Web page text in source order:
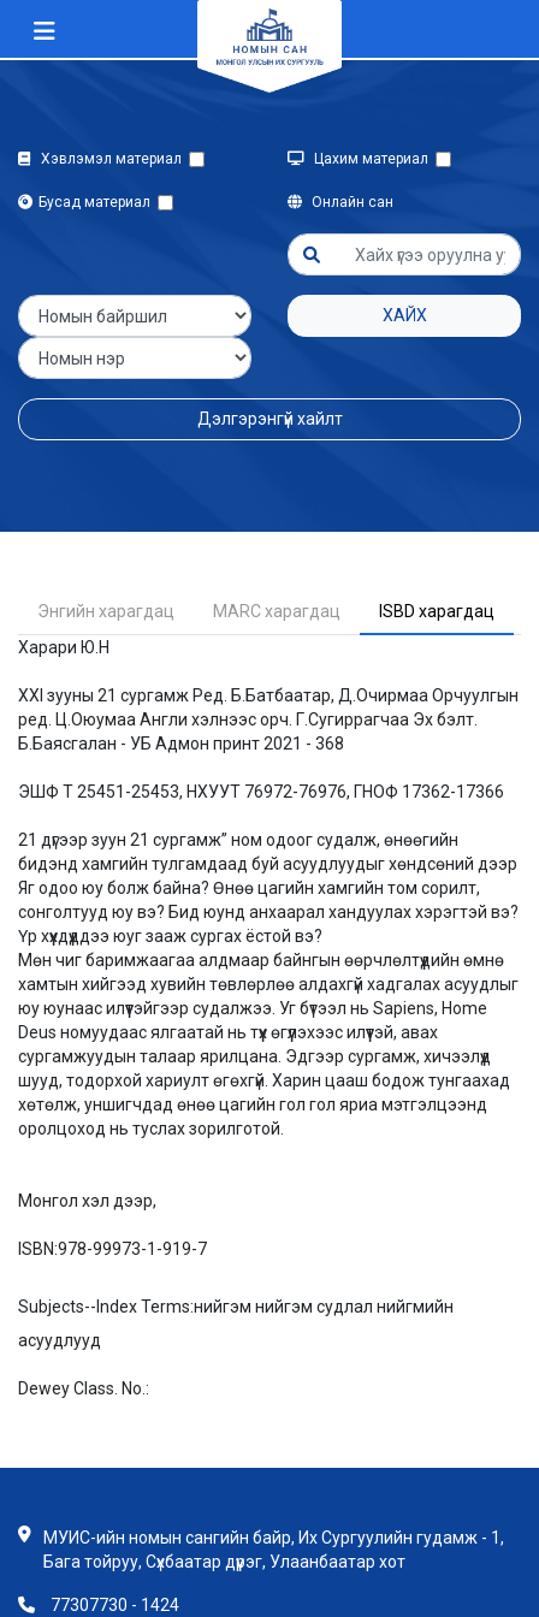
Хэвлэмэл материал Цахим материал
Бусад материал Онлайн сан
ХАЙХ
Дэлгэрэнгүй хайлт
Энгийн харагдац MARC харагдац
ISBD харагдац
Харари Ю.Н
XXI зууны 21 сургамж Ред. Б.Батбаатар, Д.Очирмаа Орчуулгын
ред. Ц.Оюумаа Англи хэлнээс орч. Г.Сугиррагчаа Эх бэлт.
Б.Баясгалан - УБ Адмон принт 2021 - 368
ЭШФ Т 25451-25453, НХУУТ 76972-76976, ГНОФ 17362-17366
21 дүгээр зуун 21 сургамж” ном одоог судалж, өнөөгийн
бидэнд хамгийн тулгамдаад буй асуудлуудыг хөндсөний дээр
Яг одоо юу болж байна? Өнөө цагийн хамгийн том сорилт,
сонголтууд юу вэ? Бид юунд анхаарал хандуулах хэрэгтэй вэ?
Үр хүүхдүүддээ юуг зааж сургах ёстой вэ?
Мөн чиг баримжаагаа алдмаар байнгын өөрчлөлтүүдийн өмнө
хамтын хийгээд хувийн төвлөрлөө алдахгүй хадгалах асуудлыг
юу юунаас илүүтэйгээр судалжээ. Уг бүтээл нь Sapiens, Home
Deus номуудаас ялгаатай нь түүх өгүүлэхээс илүүтэй, авах
сургамжуудын талаар ярилцана. Эдгээр сургамж, хичээлүүд
шууд, тодорхой хариулт өгөхгүй. Харин цааш бодож тунгаахад
хөтөлж, уншигчдад өнөө цагийн гол гол яриа мэтгэлцээнд
оролцоход нь туслах зорилготой.
Монгол хэл дээр,
ISBN:978-99973-1-919-7
Subjects--Index Terms:нийгэм нийгэм судлал нийгмийн
асуудлууд
Dewey Class. No.:
МУИС-ийн номын сангийн байр, Их Сургуулийн гудамж - 1,
Бага тойруу, Сүхбаатар дүүрэг, Улаанбаатар хот
77307730 - 1424